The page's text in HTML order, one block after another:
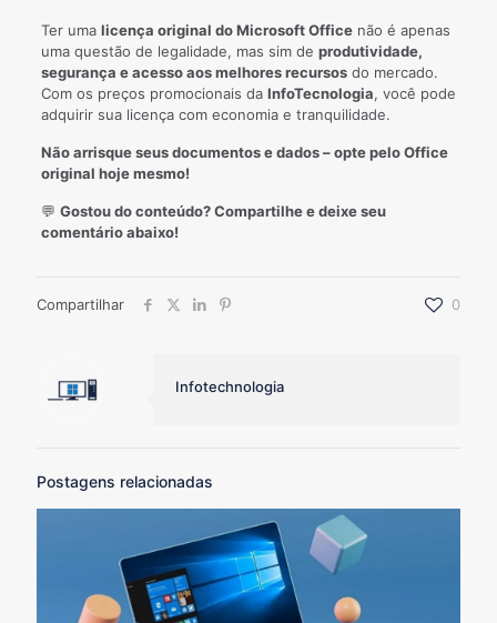
Ter uma licença original do Microsoft Officenão é apenas
uma questão de legalidade, mas sim de produtividade,
segurança e acesso aos melhores recursosdo mercado.
Com os preços promocionais da InfoTecnologia, você pode
adquirir sua licença com economia e tranquilidade.
Não arrisque seus documentos e dados – opte pelo Office
original hoje mesmo!
💬 Gostou do conteúdo? Compartilhe e deixe seu
comentário abaixo!
Compartilhar 0
Infotechnologia
Postagens relacionadas